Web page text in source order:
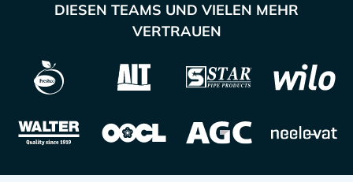
DIESEN TEAMS UND VIELEN MEHR
VERTRAUEN